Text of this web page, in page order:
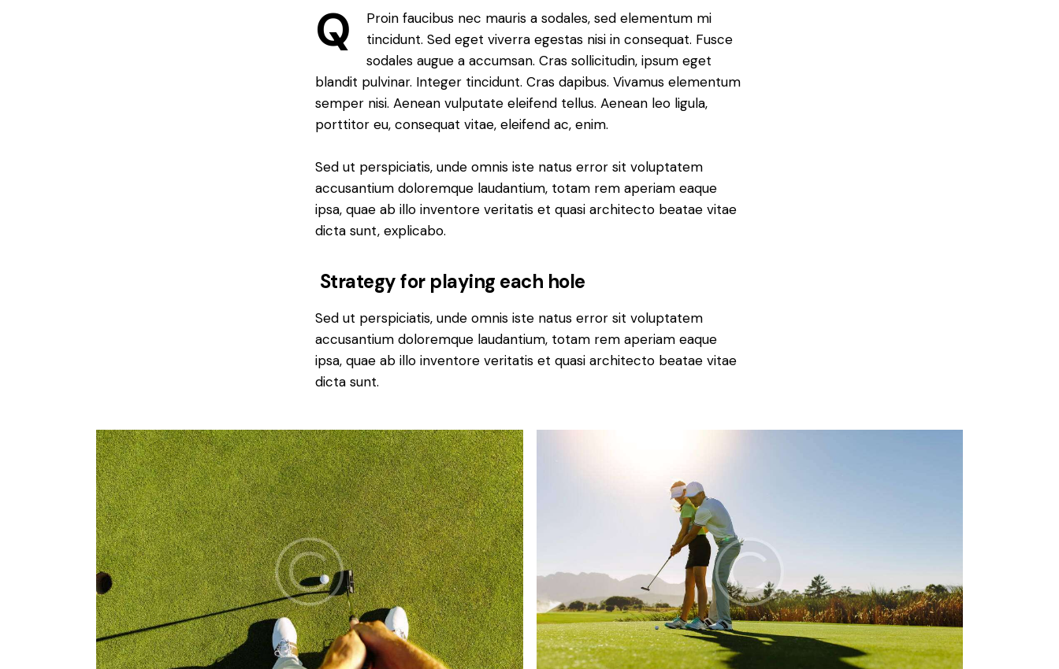
Q
Proin faucibus nec mauris a sodales, sed elementum mi
tincidunt. Sed eget viverra egestas nisi in consequat. Fusce
sodales augue a accumsan. Cras sollicitudin, ipsum eget
blandit pulvinar. Integer tincidunt. Cras dapibus. Vivamus elementum
semper nisi. Aenean vulputate eleifend tellus. Aenean leo ligula,
porttitor eu, consequat vitae, eleifend ac, enim.
Sed ut perspiciatis, unde omnis iste natus error sit voluptatem
accusantium doloremque laudantium, totam rem aperiam eaque
ipsa, quae ab illo inventore veritatis et quasi architecto beatae vitae
dicta sunt, explicabo.
Strategy for playing each hole
Sed ut perspiciatis, unde omnis iste natus error sit voluptatem
accusantium doloremque laudantium, totam rem aperiam eaque
ipsa, quae ab illo inventore veritatis et quasi architecto beatae vitae
dicta sunt.